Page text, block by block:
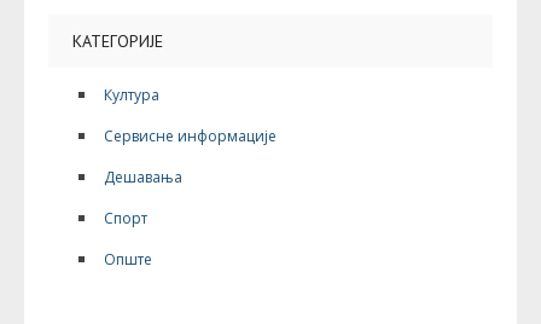
КАТЕГОРИЈЕ
Култура
Сервисне информације
Дешавања
Спорт
Опште